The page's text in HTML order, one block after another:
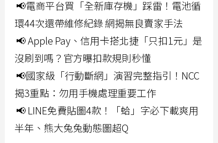
📢電商平台買「全新庫存機」踩雷！電池循
環44次還帶維修紀錄 網揭無良賣家手法
📢 Apple Pay、信用卡搭北捷「只扣1元」是
沒刷到嗎？官方曝扣款規則秒懂
📢國家級「行動斷網」演習完整指引！NCC
揭3重點：勿用手機處理重要工作
📢 LINE免費貼圖4款！「蛤」字必下載爽用
半年、熊大兔兔動態圖超Q